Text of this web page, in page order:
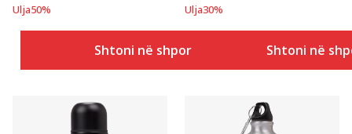
Ulja50%
Shtoni në shportë
Ulja30%
Shtoni në